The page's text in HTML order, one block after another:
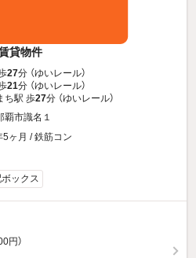
貸物件
27分 （ゆいレール）
21分 （ゆいレール）
ち駅 歩27分 （ゆいレール）
覇市識名１
5ヶ月 / 鉄筋コン
ックス
円）